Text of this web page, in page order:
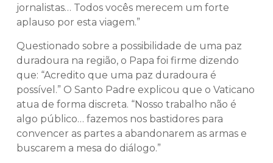
jornalistas… Todos vocês merecem um forte
aplauso por esta viagem.”
Questionado sobre a possibilidade de uma paz
duradoura na região, o Papa foi firme dizendo
que: “Acredito que uma paz duradoura é
possível.” O Santo Padre explicou que o Vaticano
atua de forma discreta. “Nosso trabalho não é
algo público… fazemos nos bastidores para
convencer as partes a abandonarem as armas e
buscarem a mesa do diálogo.”